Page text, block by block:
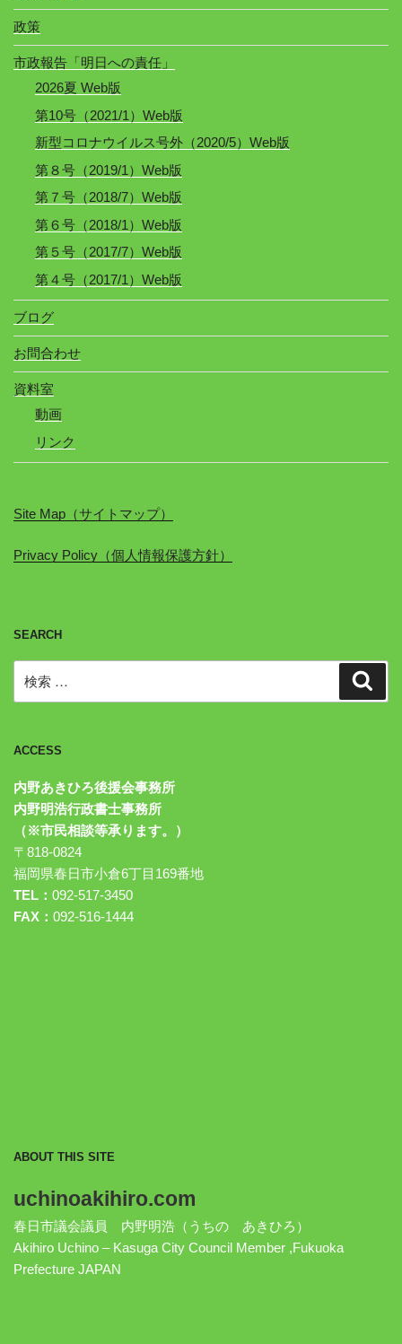
政策
市政報告「明日への責任」
2026夏 Web版
第10号（2021/1）Web版
新型コロナウイルス号外（2020/5）Web版
第８号（2019/1）Web版
第７号（2018/7）Web版
第６号（2018/1）Web版
第５号（2017/7）Web版
第４号（2017/1）Web版
ブログ
お問合わせ
資料室
動画
リンク
Site Map（サイトマップ）
Privacy Policy（個人情報保護方針）
SEARCH
索:
ACCESS
内野あきひろ後援会事務所
内野明浩行政書士事務所
（※市民相談等承ります。）
〒818-0824
福岡県春日市小倉6丁目169番地
TEL： 092-517-3450
FAX： 092-516-1444
ABOUT THIS SITE
uchinoakihiro.com
春日市議会議員 内野明浩（うちの あきひろ）
Akihiro Uchino – Kasuga City Council Member ,Fukuoka
Prefecture JAPAN